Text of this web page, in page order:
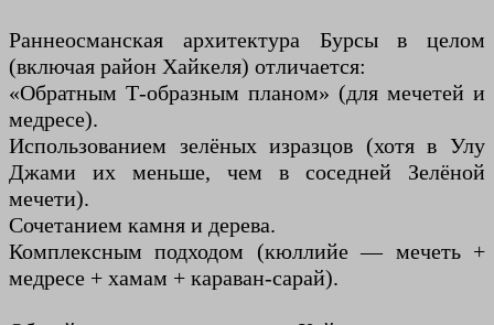
Раннеосманская архитектура Бурсы в целом
(включая район Хайкеля) отличается:
«Обратным Т-образным планом» (для мечетей и
медресе).
Использованием зелёных изразцов (хотя в Улу
Джами их меньше, чем в соседней Зелёной
мечети).
Сочетанием камня и дерева.
Комплексным подходом (кюллийе — мечеть +
медресе + хамам + караван-сарай).